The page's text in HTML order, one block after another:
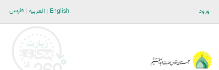
ورود فارسی العربية English